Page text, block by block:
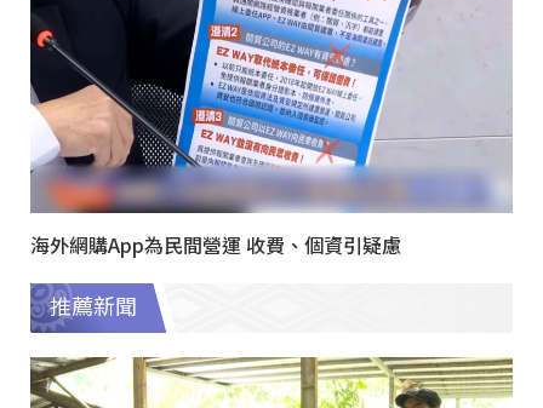
海外網購App為民間營運 收費、個資引疑慮
推薦新聞